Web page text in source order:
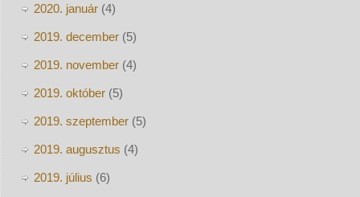
2020. január(4)
2019. december(5)
2019. november(4)
2019. október(5)
2019. szeptember(5)
2019. augusztus (4)
2019. július (6)